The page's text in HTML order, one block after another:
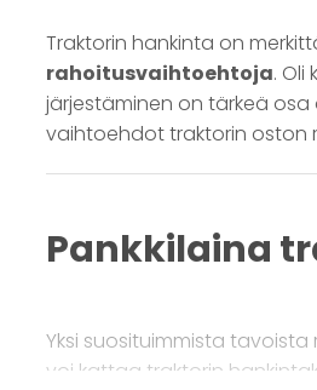
Traktorin hankinta on
rahoitusvaihtoehtoja. Oli
järjestäminen on tärkeä osa
vaihtoehdot traktorin oston
Pankkilaina
Yksi suosituimmista
voi kattaa traktorin